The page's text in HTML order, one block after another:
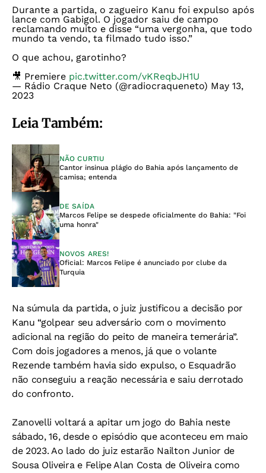
Durante a partida, o zagueiro Kanu foi expulso após
lance com Gabigol. O jogador saiu de campo
reclamando muito e disse “uma vergonha, que todo
mundo ta vendo, ta filmado tudo isso.”
O que achou, garotinho?
🎥 Premiere pic.twitter.com/vKReqbJH1U
— Rádio Craque Neto (@radiocraqueneto) May 13,
2023
Leia Também:
NÃO CURTIU
Cantor insinua plágio do Bahia após lançamento de
camisa; entenda
DE SAÍDA
Marcos Felipe se despede oficialmente do Bahia: "Foi
uma honra"
NOVOS ARES!
Oficial: Marcos Felipe é anunciado por clube da
Turquia
Na súmula da partida, o juiz justificou a decisão por
Kanu “golpear seu adversário com o movimento
adicional na região do peito de maneira temerária”.
Com dois jogadores a menos, já que o volante
Rezende também havia sido expulso, o Esquadrão
não conseguiu a reação necessária e saiu derrotado
do confronto.
Zanovelli voltará a apitar um jogo do Bahia neste
sábado, 16, desde o episódio que aconteceu em maio
de 2023. Ao lado do juiz estarão Nailton Junior de
Sousa Oliveira e Felipe Alan Costa de Oliveira como